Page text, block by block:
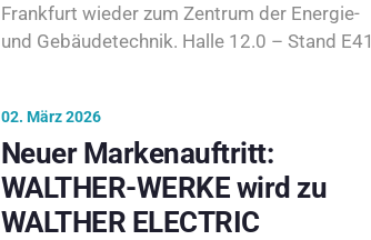
Frankfurt wieder zum Zentrum der Energie-
und Gebäudetechnik. Halle 12.0 – Stand E41
02. März 2026
Neuer Markenauftritt:
WALTHER-WERKE wird zu
WALTHER ELECTRIC